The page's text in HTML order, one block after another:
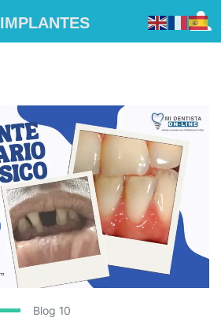
Blog 10
IMPLANTES